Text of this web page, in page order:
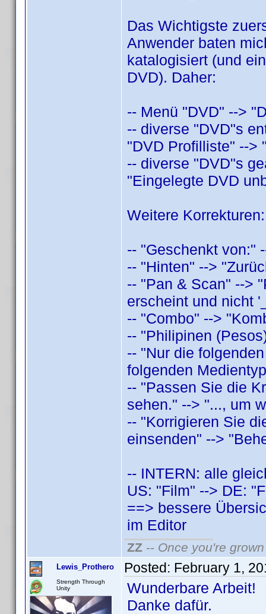
Das Wichtigste
Anwender baten
katalogisiert (und
DVD). Daher:
-- Menü "DVD" -->
-- diverse "DVD"s
"DVD Profilliste" -->
-- diverse "DVD"s
"Eingelegte DVD
Weitere Korrekturen:
-- "Geschenkt von:"
-- "Hinten" -->
-- "Pan & Scan" -->
erscheint und nicht
-- "Combo" -->
-- "Philipinen
-- "Nur die
folgenden
-- "Passen Sie die
sehen." --> "..., um
-- "Korrigieren Sie
einsenden" -->
-- INTERN: alle
US: "Film" --> DE:
==> bessere
im Editor
ZZ -- Once you're
Lewis_Prothero
Strength Through
Unity
Posted: February 1,
Wunderbare Arbeit!
Danke dafür.